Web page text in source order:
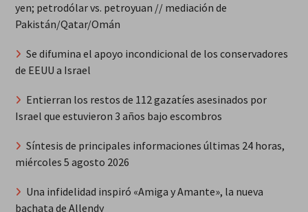
yen; petrodólar vs. petroyuan // mediación de
Pakistán/Qatar/Omán
Se difumina el apoyo incondicional de los conservadores
de EEUU a Israel
Entierran los restos de 112 gazatíes asesinados por
Israel que estuvieron 3 años bajo escombros
Síntesis de principales informaciones últimas 24 horas,
miércoles 5 agosto 2026
Una infidelidad inspiró «Amiga y Amante», la nueva
bachata de Allendy